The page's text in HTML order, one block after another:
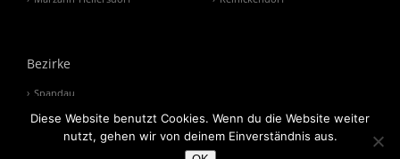
Bezirke
Spandau
Steglitz-Zehlendorf
Tempelhof-Schöneberg
Diese Website benutzt Cookies. Wenn du die Website weiter
nutzt, gehen wir von deinem Einverständnis aus.